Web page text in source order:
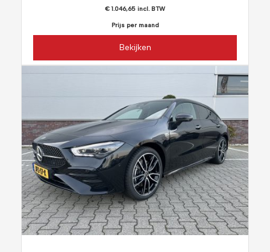
€ 1.046,65 incl. BTW
Prijs per maand
Bekijken